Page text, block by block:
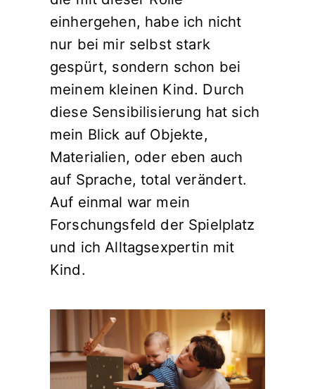
einhergehen, habe ich nicht
nur bei mir selbst stark
gespürt, sondern schon bei
meinem kleinen Kind. Durch
diese Sensibilisierung hat sich
mein Blick auf Objekte,
Materialien, oder eben auch
auf Sprache, total verändert.
Auf einmal war mein
Forschungsfeld der Spielplatz
und ich Alltagsexpertin mit
Kind.